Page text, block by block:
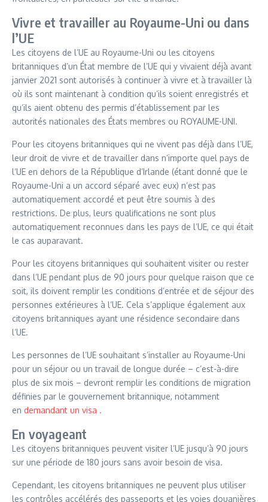
Vivre et travailler au Royaume-Uni ou dans
l’UE
Les citoyens de l’UE au Royaume-Uni ou les citoyens
britanniques d’un État membre de l’UE qui y vivaient déjà avant
janvier 2021 sont autorisés à continuer à vivre et à travailler là
où ils sont maintenant à condition qu’ils soient enregistrés et
qu’ils aient obtenu des permis d’établissement par les
autorités nationales des États membres ou ROYAUME-UNI.
Pour les citoyens britanniques qui ne vivent pas déjà dans l’UE,
leur droit de vivre et de travailler dans n’importe quel pays de
l’UE en dehors de la République d’Irlande (étant donné que le
Royaume-Uni a un accord séparé avec eux) n’est pas
automatiquement accordé et peut être soumis à des
restrictions. De plus, leurs qualifications ne sont plus
automatiquement reconnues dans les pays de l’UE, ce qui était
le cas auparavant.
Pour les citoyens britanniques qui souhaitent visiter ou rester
dans l’UE pendant plus de 90 jours pour quelque raison que ce
soit, ils doivent remplir les conditions d’entrée et de séjour des
personnes extérieures à l’UE. Cela s’applique également aux
citoyens britanniques ayant une résidence secondaire dans
l’UE.
Les personnes de l’UE souhaitant s’installer au Royaume-Uni
pour un séjour ou un travail de longue durée – c’est-à-dire
plus de six mois – devront remplir les conditions de migration
définies par le gouvernement britannique, notamment
en demandant un visa .
En voyageant
Les citoyens britanniques peuvent visiter l’UE jusqu’à 90 jours
sur une période de 180 jours sans avoir besoin de visa.
Cependant, les citoyens britanniques ne peuvent plus utiliser
les contrôles accélérés des passeports et les voies douanières